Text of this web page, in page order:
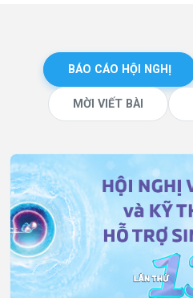
BÁO CÁO HỘI NGHỊ
MỜI VIẾT BÀI